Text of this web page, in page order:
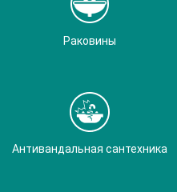
Раковины
Антивандальная сантехника